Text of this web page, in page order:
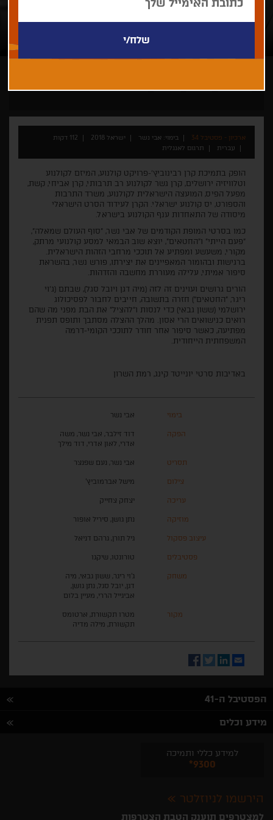
ארכיון - פסטיבל 34 בימוי: אבי נשר ישראל 2018
112 דקות
עברית
תרגום לאנגלית
הופק בתמיכת קרן רבינוביץ'-פרויקט קולנוע, המיזם לקולנוע
וטלוויזיה ירושלים, קרן גשר לקולנוע רב תרבותי, קרן אביחי, קשת,
מפעל הפיס, המועצה הישראלית לקולנוע, משרד התרבות
והספורט, יס קולנוע ישראלי. הקרן לעידוד הסרט הישראלי
מיסודה של התאחדות ענף הקולנוע בישראל.
כמו בסרטי המופת הקודמים של אבי נשר, "סוף העולם שמאלה",
"פעם הייתי" ו"החטאים", יוצא שוב הבמאי למסע קולנועי מרתק,
מקורי, משעשע ומפתיע אל תוככי מרחבי הזהות הישראלית
ברגישות ובהומור המאפיינים את יצירתו, פורש נשר, בהשראת
סיפור אמיתי, עלילה מעוררת מחשבה והזדהות
הורים גרושים ועוינים זה לזה (מיה דגן ויובל סגל), שבתם (ג'וי
ריגר, "החטאים") חזרה בתשובה, חייבים לחבור לפסיכולוג
ירושלמי (ששון גבאי) כדי לנסות ו"להציל" את הבת מפני מה שהם
רואים כנישואים הרי אסון מהלך ההצלה מסתבך ותופס תפנית
מפתיעה, כאשר סיפור אחר חודר לתוככי הקומי-דרמה
המשפחתית הייחודית
באדיבות סרטי יונייטד קינג, רמת השרון
בימוי אבי נשר
הפקה
דוד זילבר, אבי נשר, משה
אדרי, לאון אדרי, דוד מילך
תסריט אבי נשר, נעם שפנצר
צילום מישל אברמוביץ'
עריכה יצחק צחייק
מוזיקה נתן גושן, סיריל אופור
עיצוב פסקול גיל תורן, גרהם דניאל
פסטיבלים טורונטו, שיקגו
משחק
ג'וי ריגר, ששון גבאי, מיה
דגן, יובל סגל, נתן גושן,
אביגייל הררי, מעיין בלום
מקור
מטרו תקשורת, ארטומס
תקשורת, מילה מדיה
Email
LinkedIn
Twitter
Facebook
הפסטיבל ה-41
מידע וכלים
למידע כללי ותמיכה
*9300
הירשמו לניוזלטר
למצטרפים תוענק הטבת הצטרפות